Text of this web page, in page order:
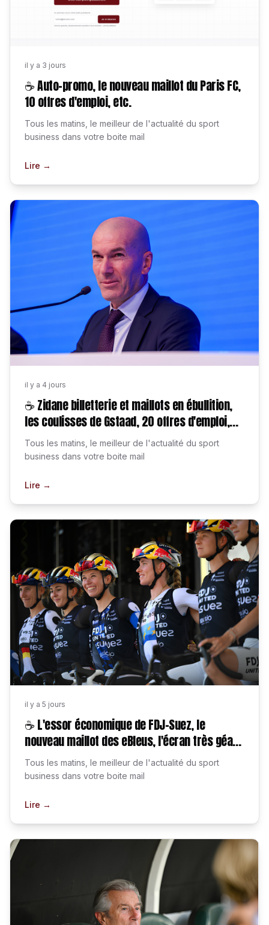
il y a 3 jours
☕ Auto-promo, le nouveau maillot du Paris FC,
10 offres d'emploi, etc.
Tous les matins, le meilleur de l'actualité du sport
business dans votre boite mail
Lire →
il y a 4 jours
☕ Zidane billetterie et maillots en ébullition,
les coulisses de Gstaad, 20 offres d'emploi,
etc.
Tous les matins, le meilleur de l'actualité du sport
business dans votre boite mail
Lire →
il y a 5 jours
☕ L'essor économique de FDJ-Suez, le
nouveau maillot des eBleus, l'écran très géant
de Clermont, 11 offres d'emploi, etc.
Tous les matins, le meilleur de l'actualité du sport
business dans votre boite mail
Lire →